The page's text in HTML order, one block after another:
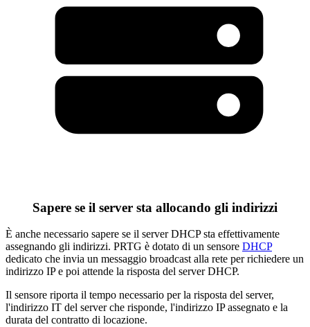
Sapere se il server sta allocando gli indirizzi
È anche necessario sapere se il server DHCP sta effettivamente
assegnando gli indirizzi. PRTG è dotato di un sensore DHCP
dedicato che invia un messaggio broadcast alla rete per richiedere un
indirizzo IP e poi attende la risposta del server DHCP.
Il sensore riporta il tempo necessario per la risposta del server,
l'indirizzo IT del server che risponde, l'indirizzo IP assegnato e la
durata del contratto di locazione.